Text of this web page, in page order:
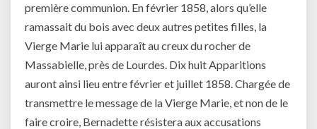
première communion. En février 1858, alors qu’elle
ramassait du bois avec deux autres petites filles, la
Vierge Marie lui apparaît au creux du rocher de
Massabielle, près de Lourdes. Dix huit Apparitions
auront ainsi lieu entre février et juillet 1858. Chargée de
transmettre le message de la Vierge Marie, et non de le
faire croire, Bernadette résistera aux accusations